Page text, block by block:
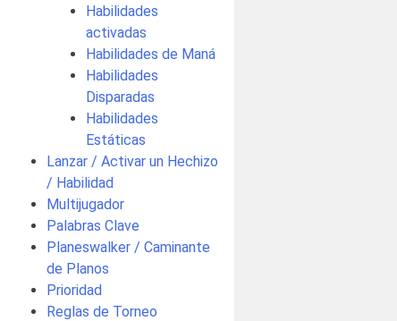
Habilidades
activadas
Habilidades de Maná
Habilidades
Disparadas
Habilidades
Estáticas
Lanzar / Activar un Hechizo
/ Habilidad
Multijugador
Palabras Clave
Planeswalker / Caminante
de Planos
Prioridad
Reglas de Torneo